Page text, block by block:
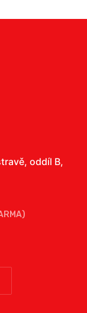
oddíl B,